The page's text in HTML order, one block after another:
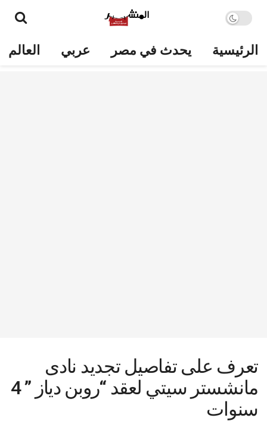
الرئيسية يحدث في مصر عربي العالم
تعرف على تفاصيل تجديد نادى
مانشستر سيتي لعقد “روبن دياز ” 4
سنوات